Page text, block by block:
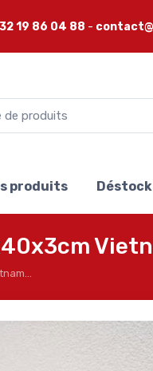
19 86 04 88 -
produits